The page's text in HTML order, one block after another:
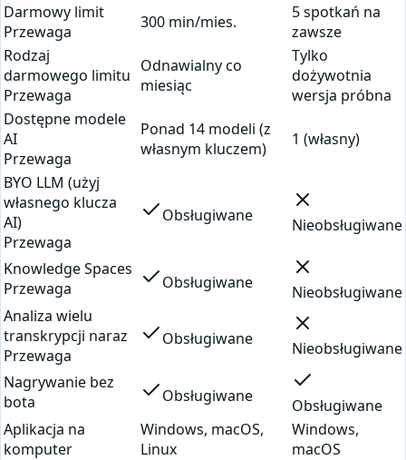
Darmowy limit
Przewaga
300 min/mies.
5 spotkań na
zawsze
Rodzaj
darmowego limitu
Przewaga
Odnawialny co
miesiąc
Tylko
dożywotnia
wersja próbna
Dostępne modele
AI
Przewaga
Ponad 14 modeli (z
własnym kluczem)
1 (własny)
BYO LLM (użyj
własnego klucza
AI)
Przewaga
Obsługiwane Nieobsługiwane
Knowledge Spaces
Przewaga
Obsługiwane
Nieobsługiwane
Analiza wielu
transkrypcji naraz
Przewaga
Obsługiwane
Nieobsługiwane
Nagrywanie bez
bota
Obsługiwane
Obsługiwane
Aplikacja na
komputer
Windows, macOS,
Linux
Windows,
macOS